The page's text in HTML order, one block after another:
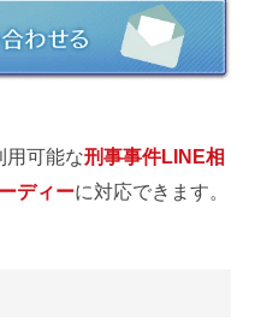
用可能な刑事事件LINE相
ディーに対応できます。